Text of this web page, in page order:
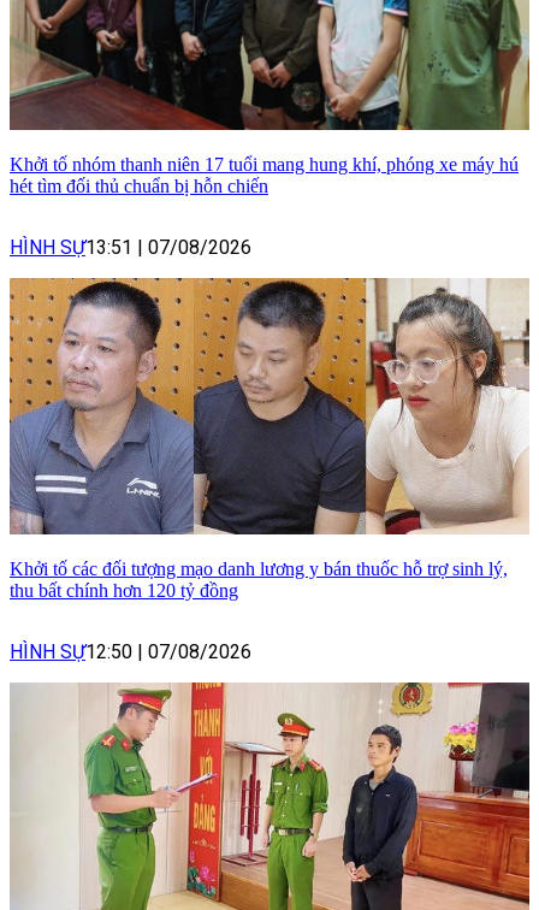
Khởi tố nhóm thanh niên 17 tuổi mang hung khí, phóng xe máy hú
hét tìm đối thủ chuẩn bị hỗn chiến
HÌNH SỰ13:51 07/08/2026
Khởi tố các đối tượng mạo danh lương y bán thuốc hỗ trợ sinh lý,
thu bất chính hơn 120 tỷ đồng
HÌNH SỰ12:50 | 07/08/2026